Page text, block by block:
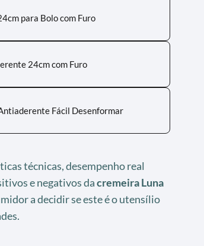
para Bolo com Furo
24cm com Furo
Fácil Desenformar
técnicas, desempenho real
e negativos dacremeira Luna
a decidir se este é o utensílio